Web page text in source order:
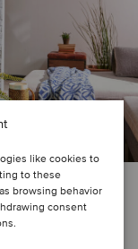
like cookies to
to these
browsing behavior
consent